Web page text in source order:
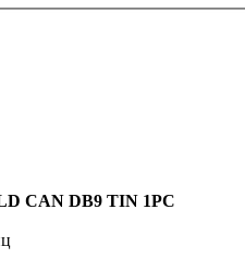
CAN DB9 TIN 1PC